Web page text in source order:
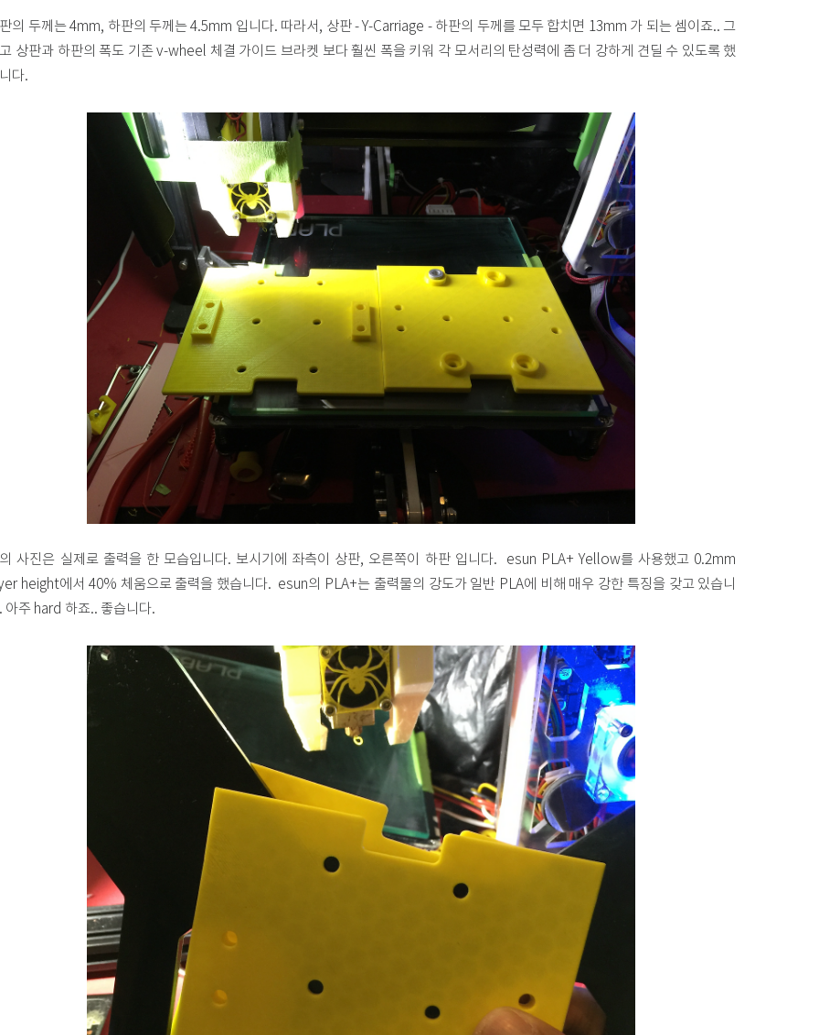
의 두께는 4mm, 하판의 두께는 4.5mm 입니다. 따라서, 상판 - Y-Carriage - 하판의 두께를 모두 합치면 13mm 가 되는 셈이죠.. 그
상판과 하판의 폭도 기존 v-wheel 체결 가이드 브라켓 보다 훨씬 폭을 키워 각 모서리의 탄성력에 좀 더 강하게 견딜 수 있도록 했
다.
사진은 실제로 출력을 한 모습입니다. 보시기에 좌측이 상판, 오른쪽이 하판 입니다. esun PLA+ Yellow를 사용했고 0.2mm
height에서 40% 체움으로 출력을 했습니다. esun의 PLA+는 출력물의 강도가 일반 PLA에 비해 매우 강한 특징을 갖고 있습니
아주 hard 하죠.. 좋습니다.